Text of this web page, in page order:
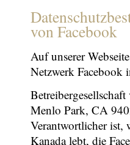
von Facebook
Auf unserer
Netzwerk Facebook
Menlo Park, CA
Verantwortlicher ist,
Kanada lebt, die